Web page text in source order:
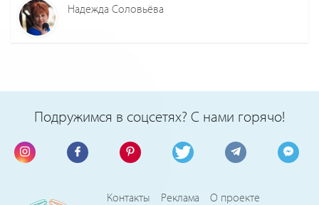
Надежда Соловьёва
Подружимся в соцсетях? С нами горячо!
Контакты Реклама
О проекте